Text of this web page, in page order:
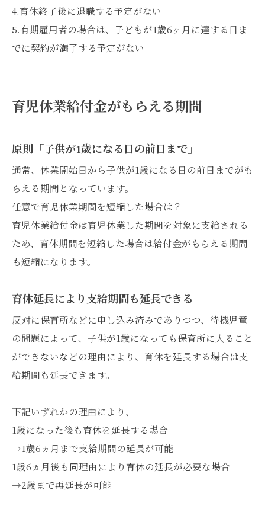
4.育休終了後に退職する予定がない
5.有期雇用者の場合は、子どもが1歳6ヶ月に達する日ま
でに契約が満了する予定がない
育児休業給付金がもらえる期間
原則「子供が1歳になる日の前日まで」
通常、休業開始日から子供が1歳になる日の前日までがも
らえる期間となっています。
任意で育児休業期間を短縮した場合は？
育児休業給付金は育児休業した期間を対象に支給される
ため、育休期間を短縮した場合は給付金がもらえる期間
も短縮になります。
育休延長により支給期間も延長できる
反対に保育所などに申し込み済みでありつつ、待機児童
の問題によって、子供が1歳になっても保育所に入ること
ができないなどの理由により、育休を延長する場合は支
給期間も延長できます。
下記いずれかの理由により、
1歳になった後も育休を延長する場合
→1歳6ヵ月まで支給期間の延長が可能
1歳6ヵ月後も同理由により育休の延長が必要な場合
→2歳まで再延長が可能